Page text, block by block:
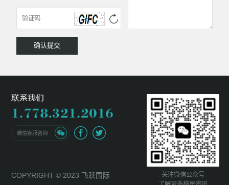
微信客服咨询
COPYRIGHT © 2023 飞跃国际
关注微信公众号